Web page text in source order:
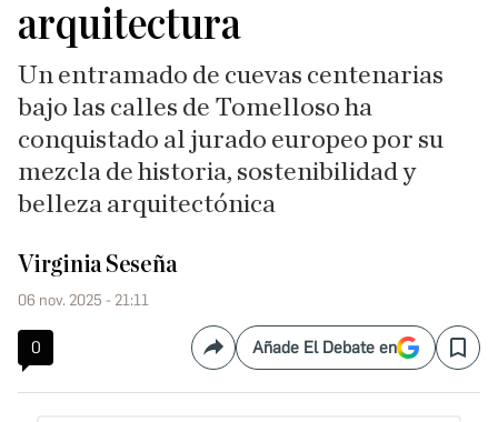
arquitectura
Un entramado de cuevas centenarias
bajo las calles de Tomelloso ha
conquistado al jurado europeo por su
mezcla de historia, sostenibilidad y
belleza arquitectónica
Virginia Seseña
06 nov. 2025 - 21:11
0 CompartirAñade El Debate en Save